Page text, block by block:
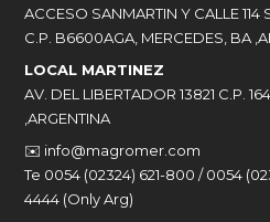
ACCESO SANMARTIN Y CALLE 114
C.P. B6600AGA, MERCEDES, BA
LOCAL MARTINEZ
AV. DEL LIBERTADOR 13821 C.P.
,ARGENTINA
✉️ info@magromer.com
Te 0054 (02324) 621-800 / 0054
4444 (Only Arg)